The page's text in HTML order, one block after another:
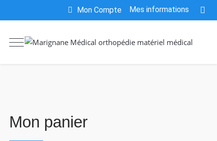
Mon Compte Mes informations
Mon panier